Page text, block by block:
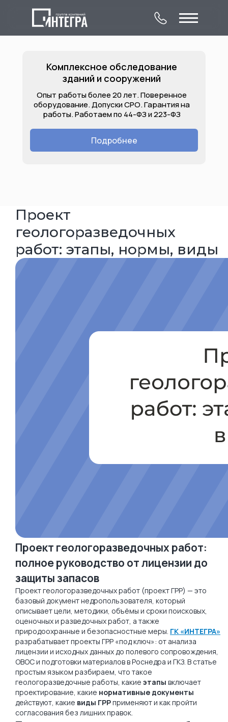
Комплексное
обследование
зданий и сооружений
О компании
Услуги
Объекты
Лицензии
Контакты
Комплексное обследование
зданий и сооружений
Подробнее
Опыт работы более 20 лет. Поверенное
оборудование. Допуски СРО. Гарантия на
работы. Работаем по 44-ФЗ и 223-ФЗ
Проект
геологоразведочных
работ: этапы, нормы, виды
Проект геологоразведочных работ:
полное руководство от лицензии до
защиты запасов
Проект геологоразведочных работ (проект ГРР) — это
базовый документ недропользователя, который
описывает цели, методики, объёмы и сроки поисковых,
оценочных и разведочных работ, а также
природоохранные и безопасностные меры. ГК «ИНТЕГРА»
разрабатывает проекты ГРР «под ключ»: от анализа
лицензии и исходных данных до полевого сопровождения,
ОВОС и подготовки материалов в Роснедра и ГКЗ. В статье
простым языком разбираем, что такое
геологоразведочные работы, какие этапы включает
проектирование, какие нормативные документы
действуют, какие виды ГРРприменяют и как пройти
согласования без лишних правок.